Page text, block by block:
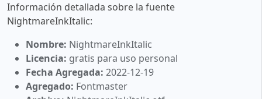
Información detallada sobre la fuente
NightmareInkItalic:
Nombre: NightmareInkItalic
Licencia: gratis para uso personal
Fecha Agregada: 2022-12-19
Agregado: Fontmaster